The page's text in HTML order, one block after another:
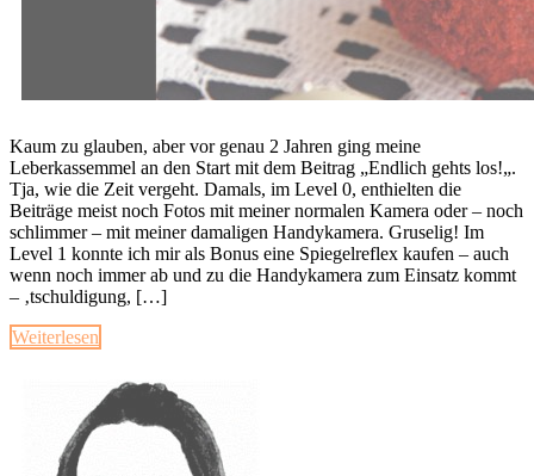
Kaum zu glauben, aber vor genau 2 Jahren ging meine
Leberkassemmel an den Start mit dem Beitrag „Endlich gehts los!„.
Tja, wie die Zeit vergeht. Damals, im Level 0, enthielten die
Beiträge meist noch Fotos mit meiner normalen Kamera oder – noch
schlimmer – mit meiner damaligen Handykamera. Gruselig! Im
Level 1 konnte ich mir als Bonus eine Spiegelreflex kaufen – auch
wenn noch immer ab und zu die Handykamera zum Einsatz kommt
– ‚tschuldigung, […]
Weiterlesen